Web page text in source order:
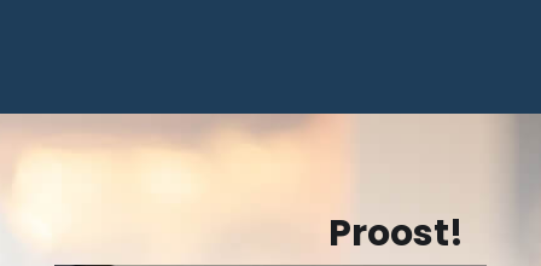
Proost!